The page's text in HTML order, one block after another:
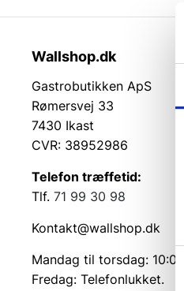
Wallshop.dk
Gastrobutikken ApS
Rømersvej 33
7430 Ikast
CVR: 38952986
Telefon træffetid:
Tlf. 71 99 30 98
Kontakt@wallshop.dk
Mandag til torsdag: 10:00
Fredag: Telefonlukket.